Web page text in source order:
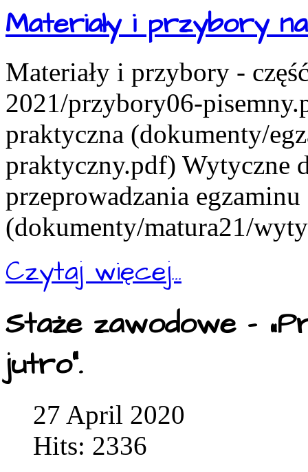
Materiały i przybory
Materiały i przybory -
2021/przybory06-
praktyczna (dokumenty/
praktyczny.pdf) Wytyczne
przeprowadzania egzaminu
(dokumenty/matura21/
Czytaj więcej...
Staże zawodowe -
jutro”.
27 April 2020
Hits: 2336